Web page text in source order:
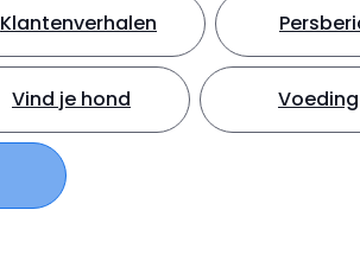
Klantenverhalen
Vind je hond Voeding